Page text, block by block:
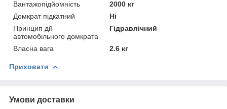
Вантажопідйомність
2000 кг
Домкрат підкатний
Ні
Принцип дії
автомобільного домкрата
Гідравлічний
Власна вага 2.6 кг
Приховати
Умови доставки